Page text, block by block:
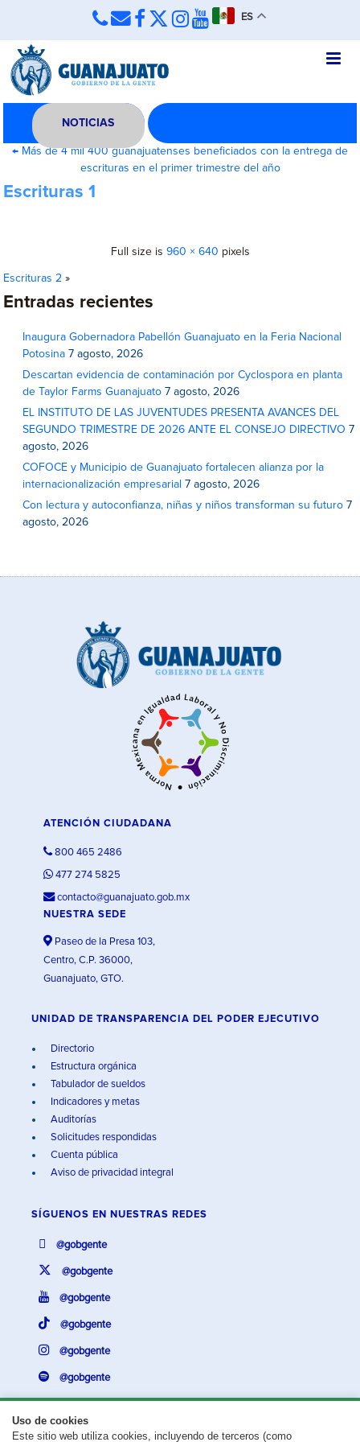
ES
NOTICIAS
← Más de 4 mil 400 guanajuatenses beneficiados con la entrega de
escrituras en el primer trimestre del año
Escrituras 1
Full size is 960 × 640 pixels
Escrituras 2 »
Entradas recientes
Inaugura Gobernadora Pabellón Guanajuato en la Feria Nacional
Potosina 7 agosto, 2026
Descartan evidencia de contaminación por Cyclospora en planta
de Taylor Farms Guanajuato 7 agosto, 2026
EL INSTITUTO DE LAS JUVENTUDES PRESENTA AVANCES DEL
SEGUNDO TRIMESTRE DE 2026 ANTE EL CONSEJO DIRECTIVO 7
agosto, 2026
COFOCE y Municipio de Guanajuato fortalecen alianza por la
internacionalización empresarial 7 agosto, 2026
Con lectura y autoconfianza, niñas y niños transforman su futuro 7
agosto, 2026
Uso de cookies
Este sitio web utiliza cookies, incluyendo de terceros (como
ATENCIÓN CIUDADANA
800 465 2486
477 274 5825
contacto@guanajuato.gob.mx
NUESTRA SEDE
Paseo de la Presa 103,
Centro, C.P. 36000,
Guanajuato, GTO.
UNIDAD DE TRANSPARENCIA DEL PODER EJECUTIVO
Directorio
Estructura orgánica
Tabulador de sueldos
Indicadores y metas
Auditorías
Solicitudes respondidas
Cuenta pública
Aviso de privacidad integral
SÍGUENOS EN NUESTRAS REDES
@gobgente
@gobgente
@gobgente
@gobgente
@gobgente
@gobgente
¿Existe algún problema con esta página?Repórtalo aquí.